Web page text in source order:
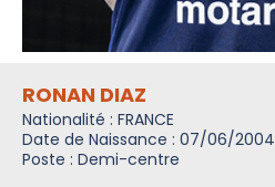
RONAN DIAZ
Nationalité : FRANCE
Date de Naissance : 07/06/2004
Poste : Demi-centre